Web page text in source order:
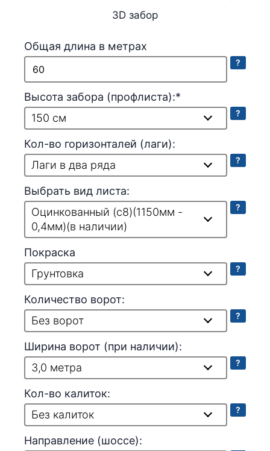
3D забор
Общая длина в метрах
?
Высота забора (профлиста):*
150 см
?
Кол-во горизонталей (лаги):
Лаги в два ряда
?
Выбрать вид листа:
Оцинкованный (с8)(1150мм -
0,4мм)(в наличии)
?
Покраска
Грунтовка
?
Количество ворот:
Без ворот
?
Ширина ворот (при наличии):
3,0 метра
?
Кол-во калиток:
Без калиток
?
Направление (шоссе):